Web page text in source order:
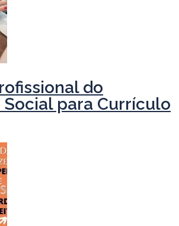
do
para Currículo